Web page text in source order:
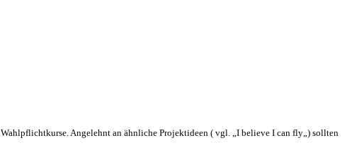
Angelehnt an ähnliche Projektideen ( vgl. „I believe I can fly„) sollten